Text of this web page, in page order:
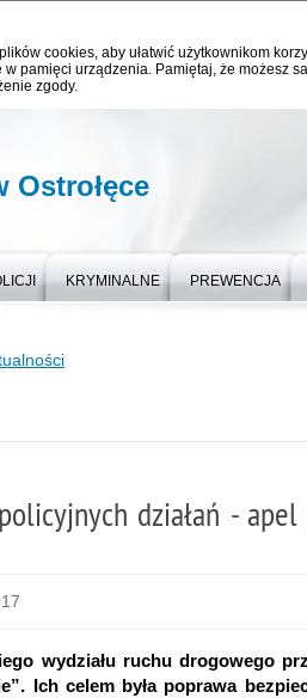
cookies, aby ułatwić użytkownikom
w pamięci urządzenia. Pamiętaj, że możesz
zgody.
Ostrołęce
KRYMINALNE PREWENCJA
działań -
wydziału ruchu drogowego
Ich celem była poprawa